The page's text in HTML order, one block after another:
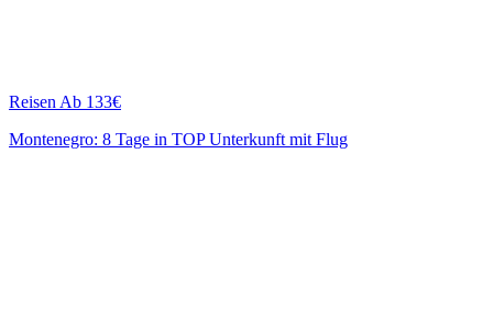
Reisen Ab 133€
Montenegro: 8 Tage in TOP Unterkunft mit Flug